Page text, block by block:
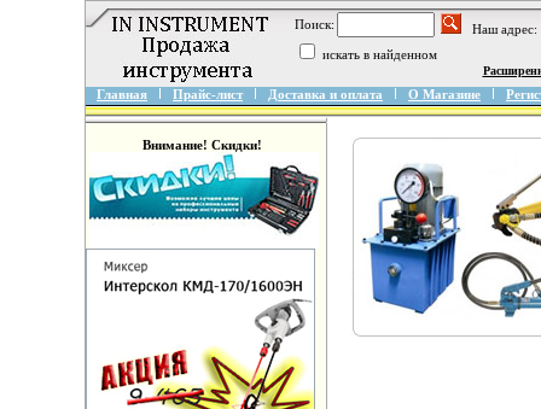
Поиск:
Наш
искать в найденном
Главная Прайс-лист Доставка и оплата О Магазине
Внимание! Скидки!